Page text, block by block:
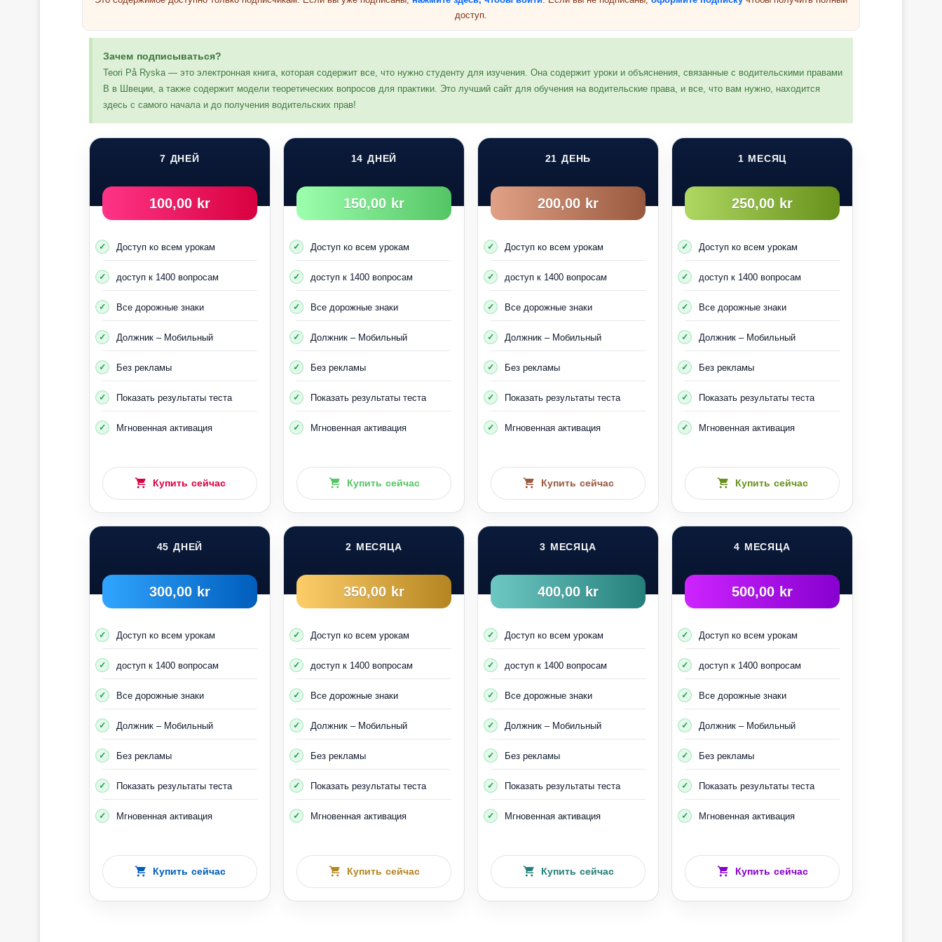
Текущая группа 11
доступ.
Зачем подписываться?
Teori På Ryska — это электронная книга, которая содержит все, что нужно студенту для изучения. Она содержит уроки и объяснения, связанные с водительскими правами
B в Швеции, а также содержит модели теоретических вопросов для практики. Это лучший сайт для обучения на водительские права, и все, что вам нужно, находится
здесь с самого начала и до получения водительских прав!
7 ДНЕЙ
100,00 kr
Доступ ко всем урокам
доступ к 1400 вопросам
Все дорожные знаки
Должник – Мобильный
Без рекламы
Показать результаты теста
Мгновенная активация
Купить сейчас
14 ДНЕЙ
150,00 kr
Доступ ко всем урокам
доступ к 1400 вопросам
Все дорожные знаки
Должник – Мобильный
Без рекламы
Показать результаты теста
Мгновенная активация
Купить сейчас
21 ДЕНЬ
200,00 kr
Доступ ко всем урокам
доступ к 1400 вопросам
Все дорожные знаки
Должник – Мобильный
Без рекламы
Показать результаты теста
Мгновенная активация
Купить сейчас
1 МЕСЯЦ
250,00 kr
Доступ ко всем урокам
доступ к 1400 вопросам
Все дорожные знаки
Должник – Мобильный
Без рекламы
Показать результаты теста
Мгновенная активация
Купить сейчас
45 ДНЕЙ
300,00 kr
Доступ ко всем урокам
доступ к 1400 вопросам
Все дорожные знаки
Должник – Мобильный
Без рекламы
Показать результаты теста
Мгновенная активация
Купить сейчас
2 МЕСЯЦА
350,00 kr
Доступ ко всем урокам
доступ к 1400 вопросам
Все дорожные знаки
Должник – Мобильный
Без рекламы
Показать результаты теста
Мгновенная активация
Купить сейчас
3 МЕСЯЦА
400,00 kr
Доступ ко всем урокам
доступ к 1400 вопросам
Все дорожные знаки
Должник – Мобильный
Без рекламы
Показать результаты теста
Мгновенная активация
Купить сейчас
4 МЕСЯЦА
500,00 kr
Доступ ко всем урокам
доступ к 1400 вопросам
Все дорожные знаки
Должник – Мобильный
Без рекламы
Показать результаты теста
Мгновенная активация
Купить сейчас